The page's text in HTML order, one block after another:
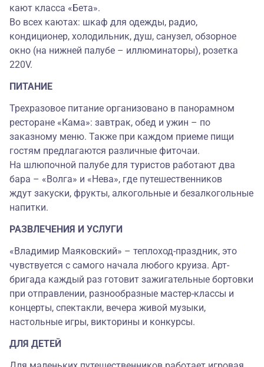
кают класса «Бета».
Во всех каютах: шкаф для одежды, радио,
кондиционер, холодильник, душ, санузел, обзорное
окно (на нижней палубе – иллюминаторы), розетка
220V.
ПИТАНИЕ
Трехразовое питание организовано в панорамном
ресторане «Кама»: завтрак, обед и ужин – по
заказному меню. Также при каждом приеме пищи
гостям предлагаются различные фиточаи.
На шлюпочной палубе для туристов работают два
бара – «Волга» и «Нева», где путешественников
ждут закуски, фрукты, алкогольные и безалкогольные
напитки.
РАЗВЛЕЧЕНИЯ И УСЛУГИ
«Владимир Маяковский» – теплоход-праздник, это
чувствуется с самого начала любого круиза. Арт-
бригада каждый раз готовит зажигательные бортовки
при отправлении, разнообразные мастер-классы и
концерты, спектакли, вечера живой музыки,
настольные игры, викторины и конкурсы.
ДЛЯ ДЕТЕЙ